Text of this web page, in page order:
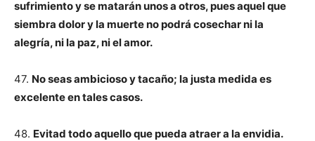
sufrimiento y se matarán unos a otros, pues aquel que
siembra dolor y la muerte no podrá cosechar ni la
alegría, ni la paz, ni el amor.
47. No seas ambicioso y tacaño; la justa medida es
excelente en tales casos.
48. Evitad todo aquello que pueda atraer a la envidia.